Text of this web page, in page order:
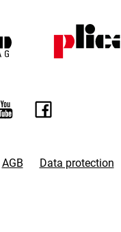
AGB Data protection